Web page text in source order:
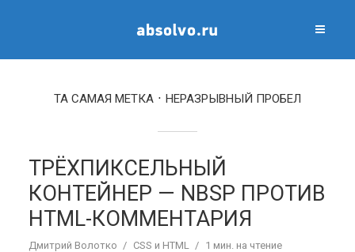
ТА САМАЯ МЕТКА НЕРАЗРЫВНЫЙ ПРОБЕЛ
ТРЁХПИКСЕЛЬНЫЙ
КОНТЕЙНЕР — NBSP ПРОТИВ
HTML-КОММЕНТАРИЯ
Дмитрий Волотко CSS и HTML 1 мин. на чтение